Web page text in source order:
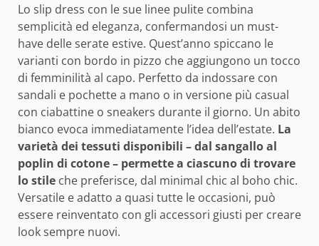
Lo slip dress con le sue linee pulite combina
semplicità ed eleganza, confermandosi un must-
have delle serate estive. Quest’anno spiccano le
varianti con bordo in pizzo che aggiungono un tocco
di femminilità al capo. Perfetto da indossare con
sandali e pochette a mano o in versione più casual
con ciabattine o sneakers durante il giorno. Un abito
bianco evoca immediatamente l’idea dell’estate. La
varietà dei tessuti disponibili – dal sangallo al
poplin di cotone – permette a ciascuno di trovare
lo stile che preferisce, dal minimal chic al boho chic.
Versatile e adatto a quasi tutte le occasioni, può
essere reinventato con gli accessori giusti per creare
look sempre nuovi.